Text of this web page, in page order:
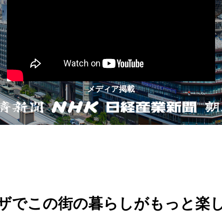
メディア掲載
でこの街の暮らしがもっと楽